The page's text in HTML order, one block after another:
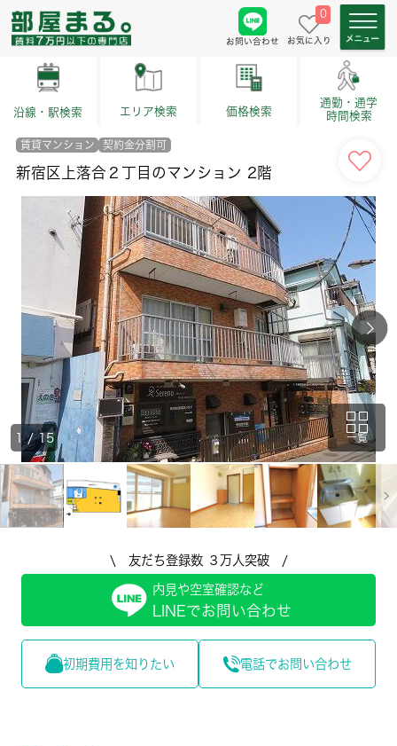
お問い合わせ
0
お気に入り
沿線・駅検索 エリア検索 価格検索
通勤・通学
時間検索
賃貸マンション 契約金分割可
新宿区上落合２丁目のマンション 2階
一覧
1/15
\ 友だち登録数 ３万人突破 /
内見や空室確認など
LINEでお問い合わせ
初期費用を知りたい 電話でお問い合わせ